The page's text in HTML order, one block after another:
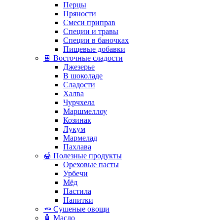
Перцы
Пряности
Смеси приправ
Специи и травы
Специи в баночках
Пищевые добавки
🍫 Восточные сладости
Джезерье
В шоколаде
Сладости
Халва
Чурчхела
Маршмеллоу
Козинак
Лукум
Мармелад
Пахлава
🍯 Полезные продукты
Ореховые пасты
Урбечи
Мёд
Пастила
Напитки
🥕 Сушеные овощи
🧴 Масло